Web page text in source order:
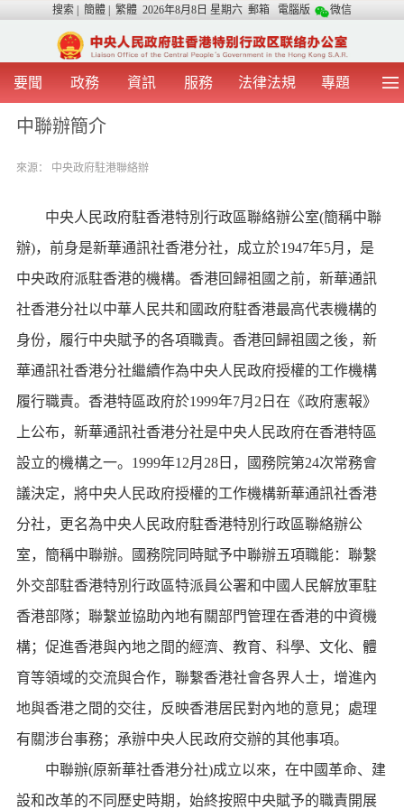
搜索 簡體 繁體 2026年8月8日 星期六 郵箱 電腦版 微信
要聞 政務 資訊 服務 法律法規 專題
首 頁
涉台事務 香港在線
中聯辦簡介
來源： 中央政府駐港聯絡辦
中央人民政府駐香港特別行政區聯絡辦公室(簡稱中聯
辦)，前身是新華通訊社香港分社，成立於1947年5月，是
中央政府派駐香港的機構。香港回歸祖國之前，新華通訊
社香港分社以中華人民共和國政府駐香港最高代表機構的
身份，履行中央賦予的各項職責。香港回歸祖國之後，新
華通訊社香港分社繼續作為中央人民政府授權的工作機構
履行職責。香港特區政府於1999年7月2日在《政府憲報》
上公布，新華通訊社香港分社是中央人民政府在香港特區
設立的機構之一。1999年12月28日，國務院第24次常務會
議決定，將中央人民政府授權的工作機構新華通訊社香港
分社，更名為中央人民政府駐香港特別行政區聯絡辦公
室，簡稱中聯辦。國務院同時賦予中聯辦五項職能：聯繫
外交部駐香港特別行政區特派員公署和中國人民解放軍駐
香港部隊；聯繫並協助內地有關部門管理在香港的中資機
構；促進香港與內地之間的經濟、教育、科學、文化、體
育等領域的交流與合作，聯繫香港社會各界人士，增進內
地與香港之間的交往，反映香港居民對內地的意見；處理
有關涉台事務；承辦中央人民政府交辦的其他事項。
中聯辦(原新華社香港分社)成立以來，在中國革命、建
設和改革的不同歷史時期，始終按照中央賦予的職責開展